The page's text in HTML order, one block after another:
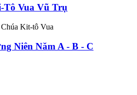
Tô Vua Vũ Trụ
Kit-tô Vua
Niên Năm A - B - C